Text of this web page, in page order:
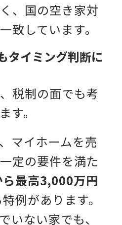
、国の空き家対
致しています。
タイミング判断に
税制の面でも考
す。
マイホームを売
定の要件を満た
最高3,000万円
例があります。
いない家でも、